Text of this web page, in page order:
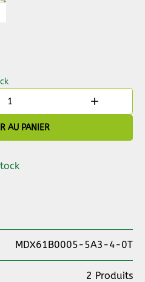

AU PANIER
MDX61B0005-5A3-4-0T
2 Produits